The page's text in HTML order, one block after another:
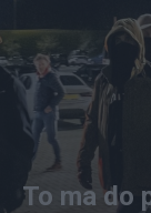
To ma do